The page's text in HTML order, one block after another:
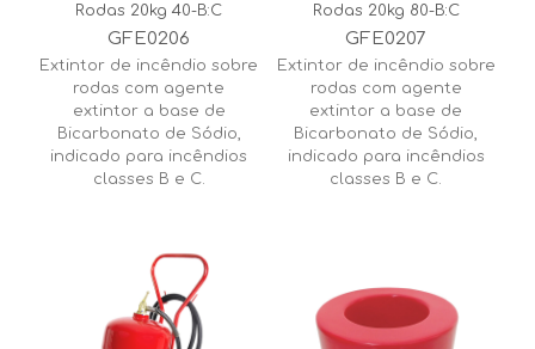
Rodas 20kg 40-B:C
GFE0206
Extintor de incêndio sobre
rodas com agente
extintor a base de
Bicarbonato de Sódio,
indicado para incêndios
classes B e C.
Rodas 20kg 80-B:C
GFE0207
Extintor de incêndio sobre
rodas com agente
extintor a base de
Bicarbonato de Sódio,
indicado para incêndios
classes B e C.